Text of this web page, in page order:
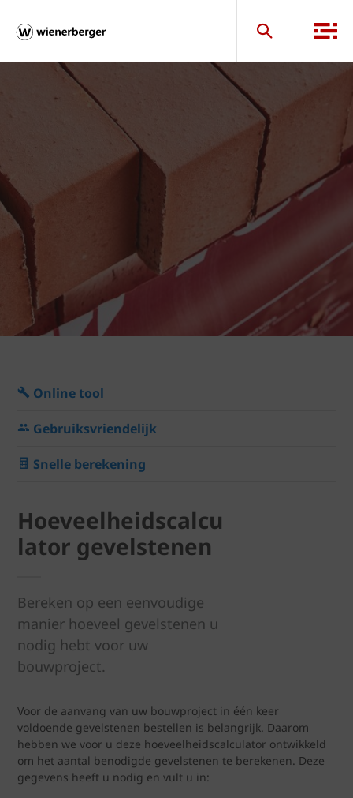
Online tool
Gebruiksvriendelijk
Snelle berekening
Hoeveelheidscalcu
lator gevelstenen
Bereken op een eenvoudige
manier hoeveel gevelstenen u
nodig hebt voor uw
bouwproject.
Voor de aanvang van uw bouwproject in één keer
voldoende gevelstenen bestellen is belangrijk. Daarom
hebben we voor u deze hoeveelheidscalculator ontwikkeld
om het aantal benodigde gevelstenen te berekenen. Deze
gegevens heeft u nodig en vult u in: